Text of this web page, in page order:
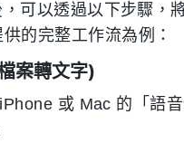
可以透過以下步驟，
的完整工作流為例：
案轉文字)
或 Mac 的「語音